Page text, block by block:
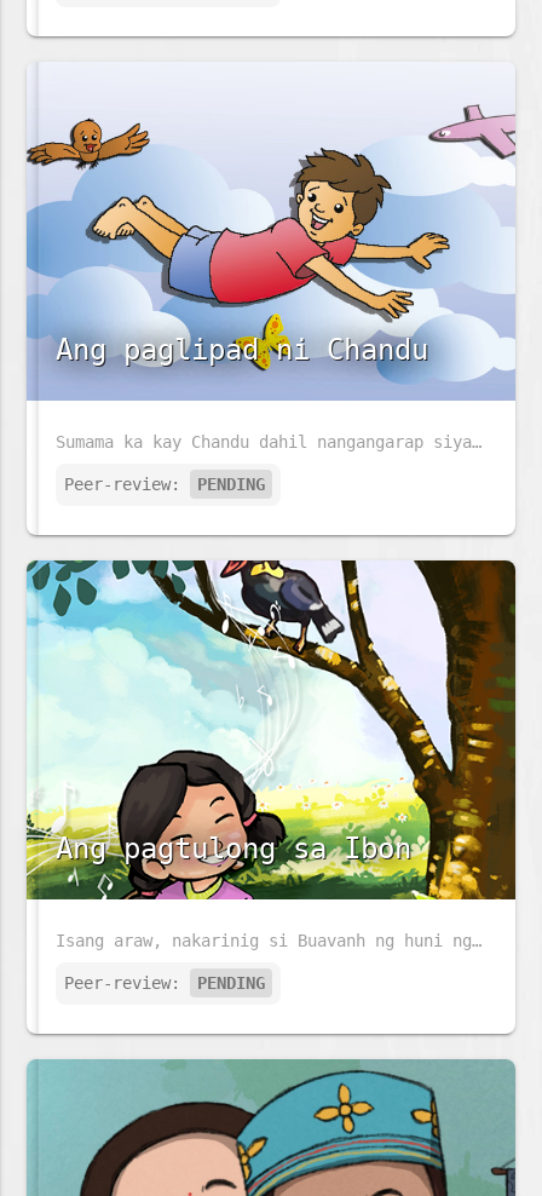
Ang paglipad ni Chandu
Sumama ka kay Chandu dahil nangangarap siyang lumipad. Ano ang pinapangarap mo?
Peer-review: PENDING
Ang pagtulong sa Ibon
Isang araw, nakarinig si Buavanh ng huni ng ibon dahil nahulog ito mula sa pugad. Ano ang gagawin niya sa maliit na ibon?
Peer-review: PENDING